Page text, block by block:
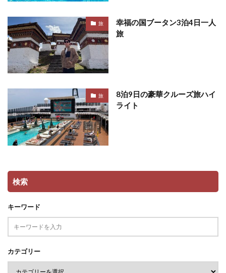
旅
幸福の国ブータン3泊4日一人
旅
旅
8泊9日の豪華クルーズ旅ハイ
ライト
検索
キーワード
カテゴリー